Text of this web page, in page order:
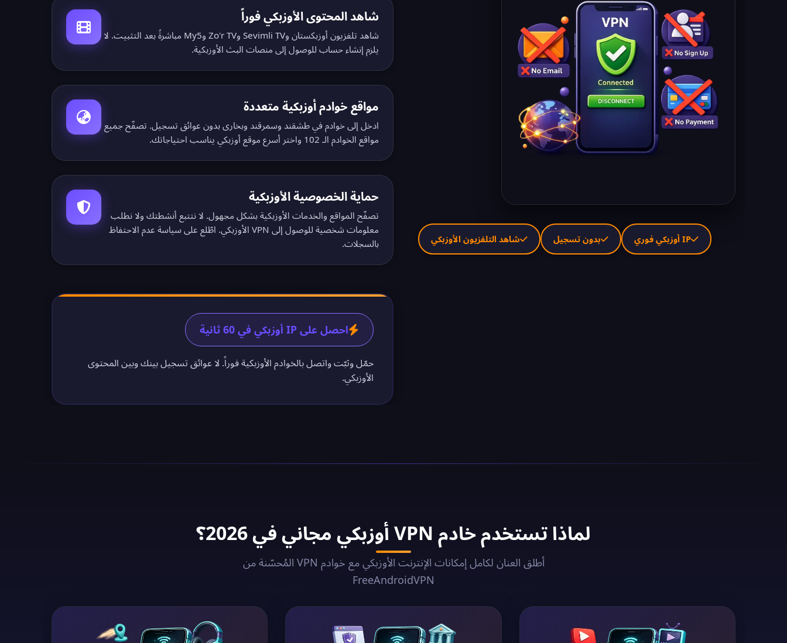
شاهد المحتوى الأوزبكي فوراً
شاهد تلفزيون أوزبكستان وSevimli TV وZo'r TV وMy5 مباشرةً بعد التثبيت. لا
يلزم إنشاء حساب للوصول إلى منصات البث الأوزبكية.
مواقع خوادم أوزبكية متعددة
ادخل إلى خوادم في طشقند وسمرقند وبخارى بدون عوائق تسجيل. تصفّح جميع
مواقع الخوادم الـ 102
واختر أسرع موقع أوزبكي يناسب احتياجاتك.
حماية الخصوصية الأوزبكية
تصفّح المواقع والخدمات الأوزبكية بشكل مجهول. لا نتتبع أنشطتك ولا نطلب
معلومات شخصية للوصول إلى VPN الأوزبكي. اطّلع على
سياسة عدم الاحتفاظ
بالسجلات.
احصل على IP أوزبكي في 60 ثانية
حمّل وثبّت واتصل بالخوادم الأوزبكية فوراً. لا عوائق تسجيل بينك وبين المحتوى
الأوزبكي.
IP أوزبكي فوري بدون تسجيل شاهد التلفزيون الأوزبكي
لماذا تستخدم خادم VPN أوزبكي مجاني في 2026؟
أطلق العنان لكامل إمكانات الإنترنت الأوزبكي مع خوادم VPN المُحسّنة من
FreeAndroidVPN